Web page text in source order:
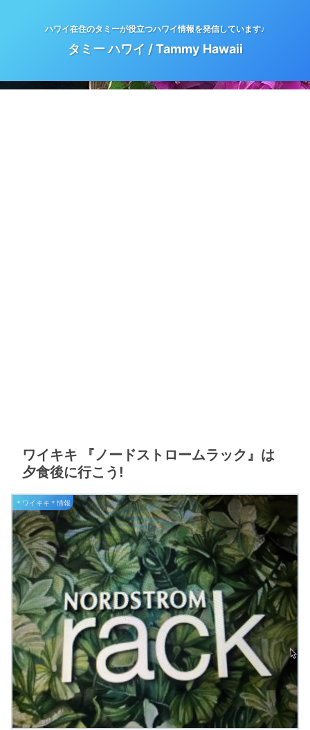
ハワイ在住のタミーが役立つハワイ情報を発信しています♪
タミー ハワイ / Tammy Hawaii
ワイキキ 『ノードストロームラック』は
夕食後に行こう!
＊ワイキキ＊情報